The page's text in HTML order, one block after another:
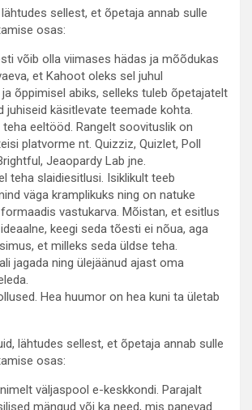
sellest, et õpetaja annab sulle
osas:
võib olla viimases hädas ja mõõdukas
et Kahoot oleks sel juhul
õppimisel abiks, selleks tuleb õpetajatelt
juhiseid käsitlevate teemade kohta.
eeltööd. Rangelt soovituslik on
platvorme nt. Quizziz, Quizlet, Poll
Jeaopardy Lab jne.
teha slaidiesitlusi. Isiklikult teeb
väga kramplikuks ning on natuke
vastukarva. Mõistan, et esitlus
keegi seda tõesti ei nõua, aga
et milleks seda üldse teha.
jagada ning ülejäänud ajast oma
Hea huumor on hea kuni ta ületab
lähtudes sellest, et õpetaja annab sulle
osas:
väljaspool e-keskkondi. Parajalt
mängud või ka need, mis panevad